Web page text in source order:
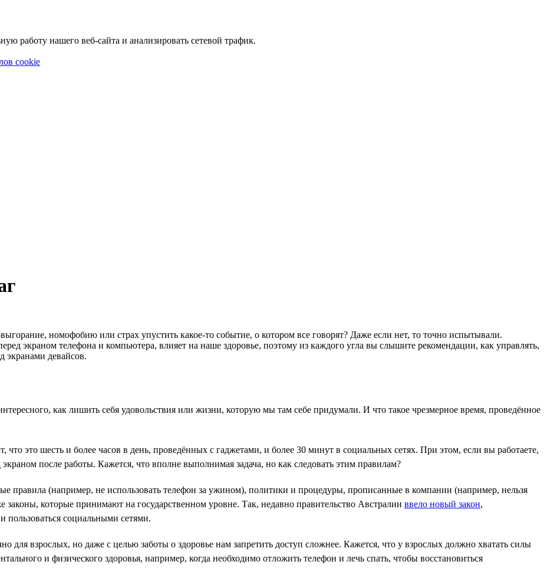
работу нашего веб-сайта и анализировать сетевой трафик.
cookie
номофобию или страх упустить какое-то событие, о котором все говорят? Даже если нет, то точно испытывали.
экраном телефона и компьютера, влияет на наше здоровье, поэтому из каждого угла вы слышите рекомендации, как управлять,
экранами девайсов.
как лишить себя удовольствия или жизни, которую мы там себе придумали. И что такое чрезмерное время, проведённое
что это шесть и более часов в день, проведённых с гаджетами, и более 30 минут в социальных сетях. При этом, если вы работаете,
после работы. Кажется, что вполне выполнимая задача, но как следовать этим правилам?
правила (например, не использовать телефон за ужином), политики и процедуры, прописанные в компании (например, нельзя
законы, которые принимают на государственном уровне. Так, недавно правительство Австралии ввело новый закон,
пользоваться социальными сетями.
для взрослых, но даже с целью заботы о здоровье нам запретить доступ сложнее. Кажется, что у взрослых должно хватать силы
и физического здоровья, например, когда необходимо отложить телефон и лечь спать, чтобы восстановиться